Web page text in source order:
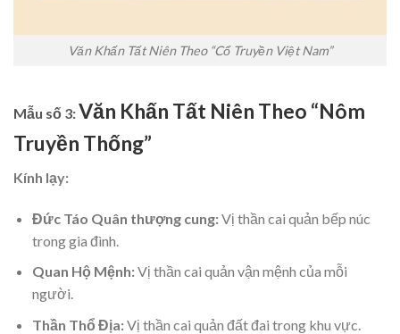
Văn Khấn Tất Niên Theo “Cổ Truyền Việt Nam”
Mẫu số 3:Văn Khấn Tất Niên Theo “Nôm
Truyền Thống”
Kính lạy:
Đức Táo Quân thượng cung:Vị thần cai quản bếp núc
trong gia đình.
Quan Hộ Mệnh:Vị thần cai quản vận mệnh của mỗi
người.
Thần Thổ Địa:Vị thần cai quản đất đai trong khu vực.